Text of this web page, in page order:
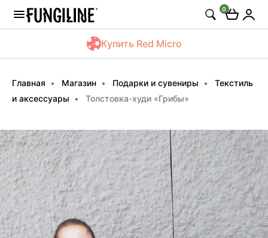
0
Купить Red Micro
Главная Магазин Подарки и сувениры
Текстиль
и аксессуары
Толстовка-худи «Грибы»